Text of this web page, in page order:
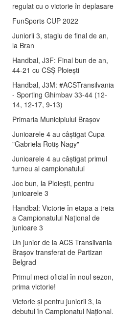
regulat cu o victorie în deplasare
FunSports CUP 2022
Juniorii 3, stagiu de final de an,
la Bran
Handbal, J3F: Final bun de an,
44-21 cu CSȘ Ploiești
Handbal, J3M: #ACSTransilvania
- Sporting Ghimbav 33-44 (12-
14, 12-17, 9-13)
Primaria Municipiului Brașov
Junioarele 4 au câștigat Cupa
"Gabriela Rotiș Nagy"
Junioarele 4 au câștigat primul
turneu al campionatului
Joc bun, la Ploiești, pentru
junioarele 3
Handbal: Victorie în etapa a treia
a Campionatului Național de
junioare 3
Un junior de la ACS Transilvania
Brașov transferat de Partizan
Belgrad
Primul meci oficial în noul sezon,
prima victorie!
Victorie și pentru juniorii 3, la
debutul în Campionatul Național.